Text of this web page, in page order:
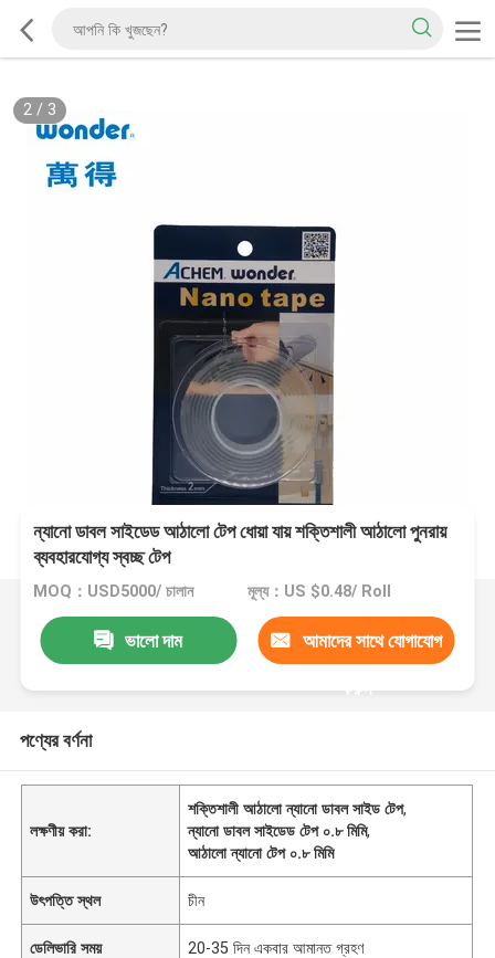
2/ 3
ন্যানো ডাবল সাইডেড আঠালো টেপ ধোয়া যায় শক্তিশালী আঠালো পুনরায়
ব্যবহারযোগ্য স্বচ্ছ টেপ
MOQ：USD5000/ চালান মূল্য：US $0.48/ Roll
ভালো দাম আমাদের সাথে যোগাযোগ
করুন
পণ্যের বর্ণনা
লক্ষণীয় করা:
শক্তিশালী আঠালো ন্যানো ডাবল সাইড টেপ,
ন্যানো ডাবল সাইডেড টেপ ০.৮ মিমি,
আঠালো ন্যানো টেপ ০.৮ মিমি
উৎপত্তি স্থল চীন
ডেলিভারি সময় 20-35 দিন একবার আমানত গ্রহণ